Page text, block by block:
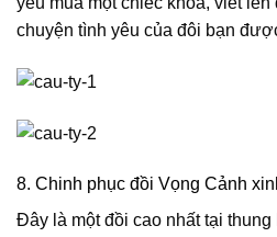
chuyện tình yêu của đôi bạn
8. Chinh phục đồi Vọng Cảnh
Đây là một đồi cao nhất tại thung